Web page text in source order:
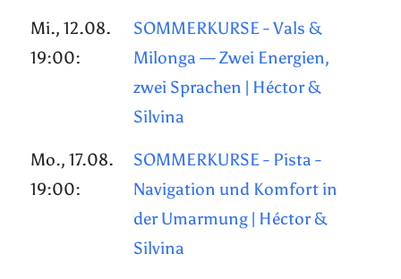
Mi., 12.08.
19:00:
SOMMERKURSE - Vals &
Milonga — Zwei Energien,
zwei Sprachen | Héctor &
Silvina
Mo., 17.08.
19:00:
SOMMERKURSE - Pista -
Navigation und Komfort in
der Umarmung | Héctor &
Silvina